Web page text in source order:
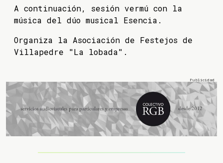
A continuación, sesión vermú con la
música del dúo musical Esencia.
Organiza la Asociación de Festejos de
Villapedre "La lobada".